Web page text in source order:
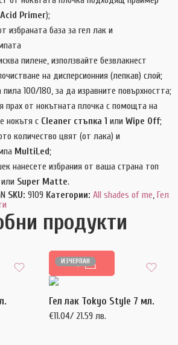
Acid Primer);
избраната база за гел лак и
пилене, използвайте безвлакнест
на дисперсионния (лепкав) слой;
100/180, за да изравните повърхността;
прах от нокътната плочка с помощта на
нокътя с Cleaner стъпка 1 или Wipe Off;
количество цвят (от лака) и
MultiLed;
нанесете избрания от ваша страна топ
или Super Matte.
SKU: 9109 Категории: All shades of me Гел
продукти
ИЗЧЕРПАН
ОЩЕ
Гел лак Tokyo Style 7 мл.
€11.04/ 21.59 лв.